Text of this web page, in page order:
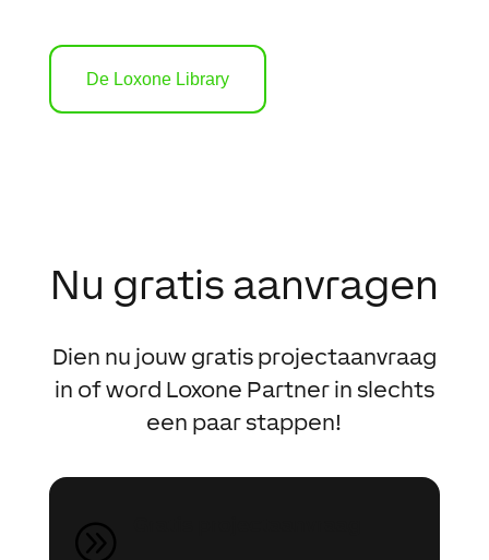
De Loxone Library
Nu gratis aanvragen
Dien nu jouw gratis projectaanvraag
in of word Loxone Partner in slechts
een paar stappen!